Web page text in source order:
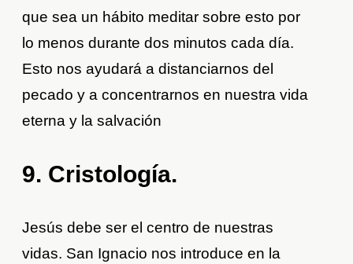
que sea un hábito meditar sobre esto por
lo menos durante dos minutos cada día.
Esto nos ayudará a distanciarnos del
pecado y a concentrarnos en nuestra vida
eterna y la salvación
9. Cristología.
Jesús debe ser el centro de nuestras
vidas. San Ignacio nos introduce en la